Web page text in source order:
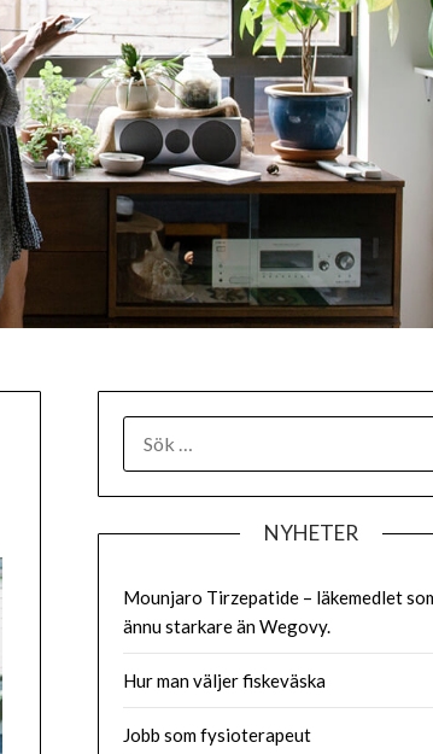
EFTER:
NYHETER
Mounjaro Tirzepatide – läkemedlet
ännu starkare än Wegovy.
Hur man väljer fiskeväska
Jobb som fysioterapeut